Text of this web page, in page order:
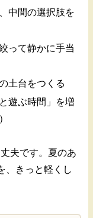
中間の選択肢を
って静かに手当
土台をつくる
遊ぶ時間」を増
夫です。夏のあ
、きっと軽くし